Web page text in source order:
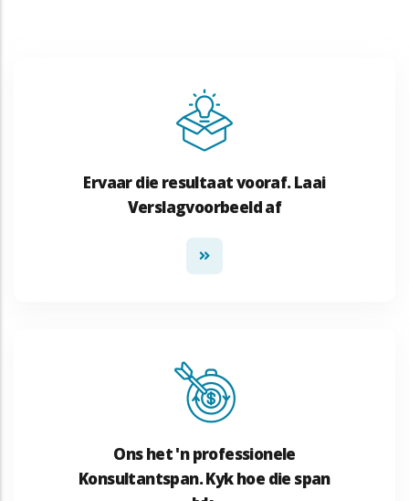
Ervaar die resultaat vooraf. Laai
Verslagvoorbeeld af
Ons het 'n professionele
Konsultantspan. Kyk hoe die span